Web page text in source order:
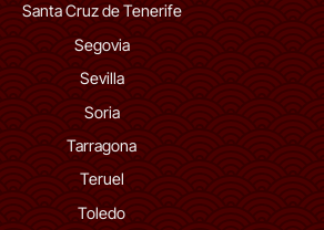
Santa Cruz de Tenerife
Segovia
Sevilla
Soria
Tarragona
Teruel
Toledo